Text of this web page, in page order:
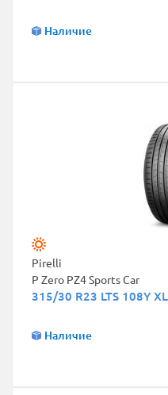
Наличие
Pirelli
P Zero PZ4 Sports Car
315/30 R23 LTS 108Y
Наличие